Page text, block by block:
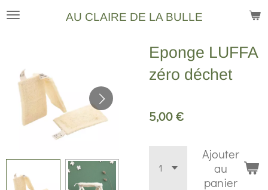
Passer
AU CLAIRE DE LA BULLE
Eponge LUFFA
zéro déchet
5,00 €
Ajouter
au
panier